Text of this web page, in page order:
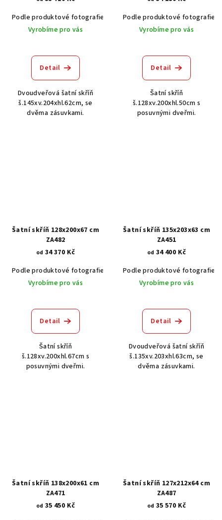
Podle produktové fotografie
Akát vintage BT1551
Dub světlý
Vyrobíme pro vás
Detail
Dvoudveřová šatní skříň
š.145xv.204xhl.62cm, se
dvěma zásuvkami.
Podle produktové fotografie
Vyrobíme pro vás
Detail
Šatní skříň
š.128xv.200xhl.50cm s
posuvnými dveřmi.
Šatní skříň 128x200x67 cm
ZA482
od 34 370 Kč
Podle produktové fotografie
Akát vintage BT1551
Dub světlý
Vyrobíme pro vás
Detail
Šatní skříň
š.128xv.200xhl.67cm s
posuvnými dveřmi.
Šatní skříň 135x203x63 cm
ZA451
od 34 400 Kč
Podle produktové fotografie
Vyrobíme pro vás
Detail
Dvoudveřová šatní skříň
š.135xv.203xhl.63cm, se
dvěma zásuvkami.
Šatní skříň 138x200x61 cm
ZA471
od 35 450 Kč
Šatní skříň 127x212x64 cm
ZA487
od 35 570 Kč